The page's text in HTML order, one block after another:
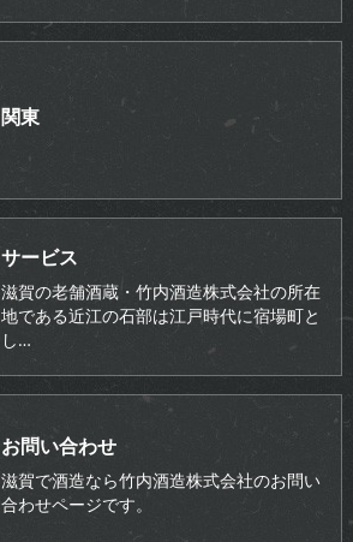
関東
サービス
滋賀の老舗酒蔵・竹内酒造株式会社の所在
地である近江の石部は江戸時代に宿場町と
し…
お問い合わせ
滋賀で酒造なら竹内酒造株式会社のお問い
合わせページです。